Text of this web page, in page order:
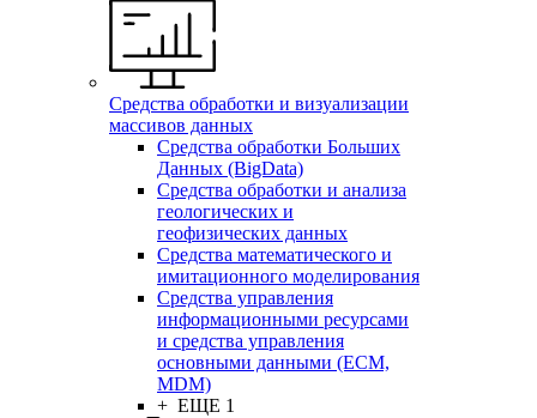
Средства обработки и визуализации
массивов данных
Средства обработки Больших
Данных (BigData)
Средства обработки и анализа
геологических и
геофизических данных
Средства математического и
имитационного моделирования
Средства управления
информационными ресурсами
и средства управления
основными данными (ECM,
MDM)
+ ЕЩЕ 1